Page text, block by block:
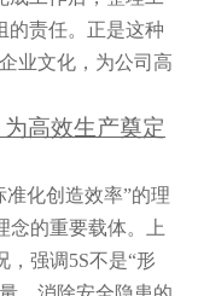
的责任。正是这种
业文化，为公司高
高效生产奠定
化创造效率”的理
念的重要载体。上
，强调5S不是“形